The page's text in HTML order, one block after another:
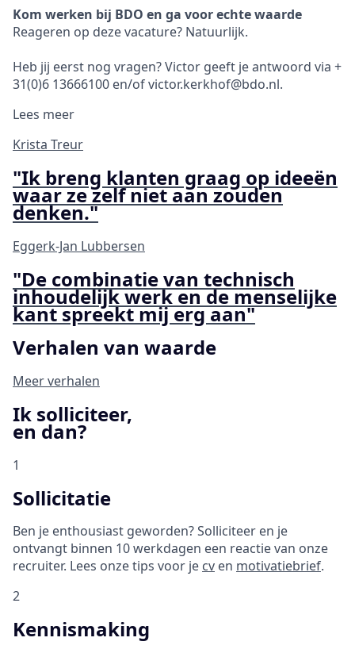
Kom werken bij BDO en ga voor echte waarde
Reageren op deze vacature? Natuurlijk.
Heb jij eerst nog vragen? Victor geeft je antwoord via +
31(0)6 13666100 en/of victor.kerkhof@bdo.nl.
Lees meer
Krista Treur
"Ik breng klanten graag op ideeën
waar ze zelf niet aan zouden
denken."
Eggerk-Jan Lubbersen
"De combinatie van technisch
inhoudelijk werk en de menselijke
kant spreekt mij erg aan"
Verhalen van waarde
Meer verhalen
Ik solliciteer,
en dan?
1
Sollicitatie
Ben je enthousiast geworden? Solliciteer en je
ontvangt binnen 10 werkdagen een reactie van onze
recruiter. Lees onze tips voor je cv en motivatiebrief.
2
Kennismaking